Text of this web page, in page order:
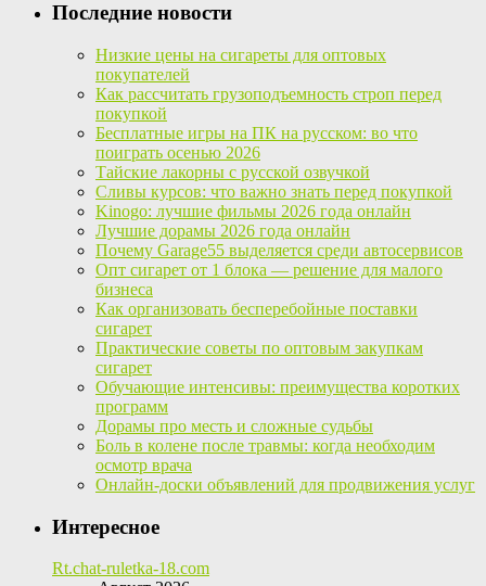
Последние новости
Низкие цены на сигареты для оптовых
покупателей
Как рассчитать грузоподъемность строп перед
покупкой
Бесплатные игры на ПК на русском: во что
поиграть осенью 2026
Тайские лакорны с русской озвучкой
Сливы курсов: что важно знать перед покупкой
Kinogo: лучшие фильмы 2026 года онлайн
Лучшие дорамы 2026 года онлайн
Почему Garage55 выделяется среди автосервисов
Опт сигарет от 1 блока — решение для малого
бизнеса
Как организовать бесперебойные поставки
сигарет
Практические советы по оптовым закупкам
сигарет
Обучающие интенсивы: преимущества коротких
программ
Дорамы про месть и сложные судьбы
Боль в колене после травмы: когда необходим
осмотр врача
Онлайн-доски объявлений для продвижения услуг
Интересное
Rt.chat-ruletka-18.com